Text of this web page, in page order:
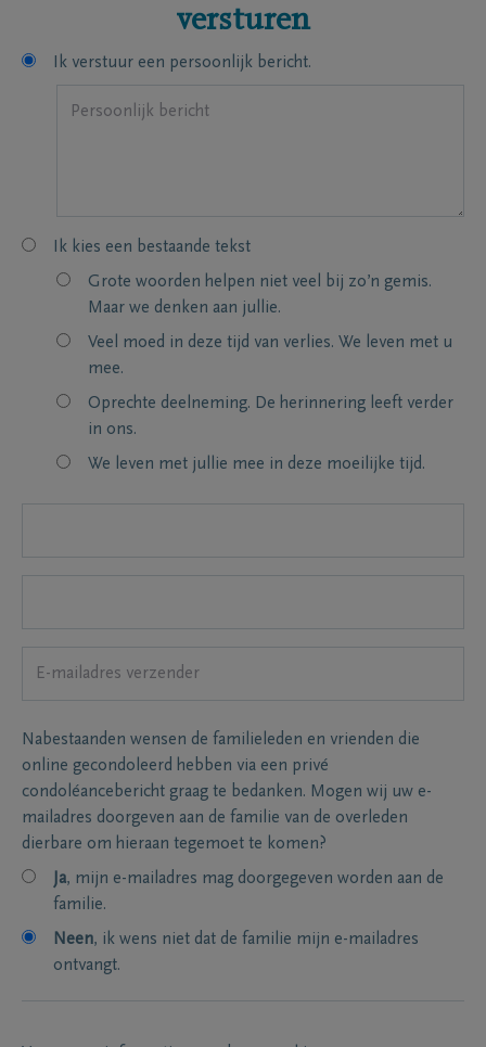
versturen
Ik verstuur een persoonlijk bericht.
Ik kies een bestaande tekst
Grote woorden helpen niet veel bij zo’n gemis.
Maar we denken aan jullie.
Veel moed in deze tijd van verlies. We leven met u
mee.
Oprechte deelneming. De herinnering leeft verder
in ons.
We leven met jullie mee in deze moeilijke tijd.
Nabestaanden wensen de familieleden en vrienden die
online gecondoleerd hebben via een privé
condoléancebericht graag te bedanken. Mogen wij uw e-
mailadres doorgeven aan de familie van de overleden
dierbare om hieraan tegemoet te komen?
Ja, mijn e-mailadres mag doorgegeven worden aan de
familie.
Neen, ik wens niet dat de familie mijn e-mailadres
ontvangt.